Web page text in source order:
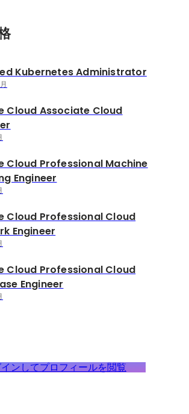
Kubernetes Administrator
Cloud Associate Cloud
Cloud Professional Machine
Engineer
Cloud Professional Cloud
Engineer
Cloud Professional Cloud
Engineer
インしてプロフィールを閲覧